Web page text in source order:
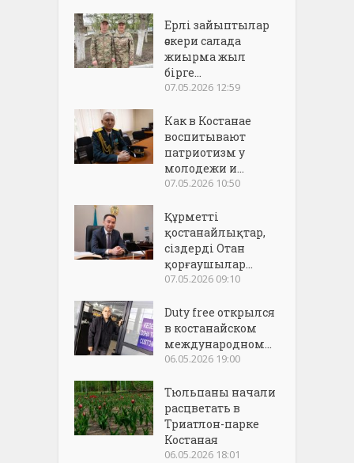
Ерлі зайыптылар
әскери салада
жиырма жыл
бірге...
07.05.2026 12:59
Как в Костанае
воспитывают
патриотизм у
молодежи и...
07.05.2026 10:50
Құрметті
қостанайлықтар,
сіздерді Отан
қорғаушылар...
07.05.2026 09:10
Duty free открылся
в костанайском
международном...
06.05.2026 19:00
Тюльпаны начали
расцветать в
Триатлон-парке
Костаная
06.05.2026 18:01